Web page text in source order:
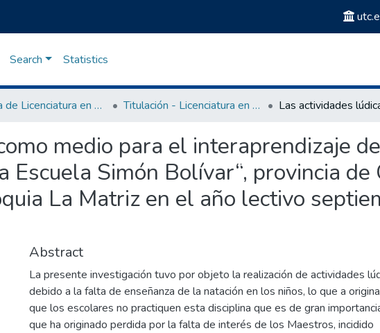
Search Statistics
Carrera de Licenciatura en Cultura Física Titulación - Licenciatura en Cultura Física
medio para el interaprendizaje
Escuela Simón Bolívar“, provincia de
La Matriz en el año lectivo
Abstract
La presente investigación tuvo por objeto la realización de actividades
debido a la falta de enseñanza de la natación en los niños, lo que a
que los escolares no practiquen esta disciplina que es de gran
que ha originado perdida por la falta de interés de los Maestros, incidido